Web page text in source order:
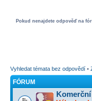
Pokud nenajdete odpověď na
Vyhledat témata bez odpovědí •
FÓRUM